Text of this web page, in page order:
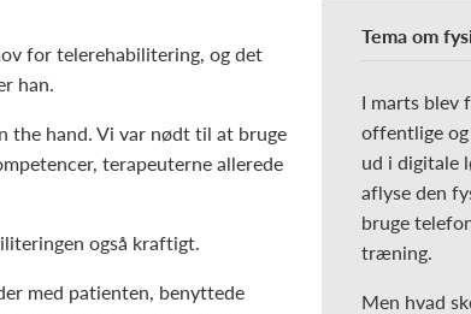
Tema om
I marts blev
offentlige
ud i digitale
aflyse den
bruge
træning.
Men hvad
for telerehabilitering, og det
han.
the hand. Vi var nødt til at bruge
terapeuterne allerede
også kraftigt.
med patienten, benyttede